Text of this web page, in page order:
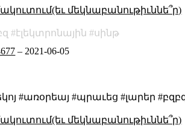
մեկնաբանութիւննե՞ր)
էլեկտրոնային
սինթ
– 2021-06-05
#առօրեայ #պրաւեց #լարեր
մեկնաբանութիւննե՞ր)